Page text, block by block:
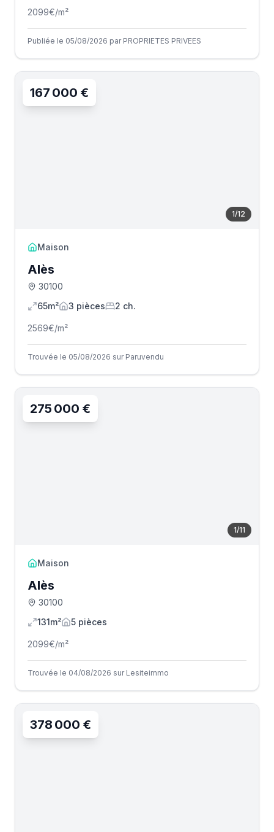
2099€/m²
Publiée le 05/08/2026 par PROPRIETES PRIVEES
1/12
167 000 €
Maison
Alès
30100
65m²
3 pièces 2 ch.
2569€/m²
Trouvée le 05/08/2026 sur Paruvendu
1/11
275 000 €
Maison
Alès
30100
131m²
5 pièces
2099€/m²
Trouvée le 04/08/2026 sur Lesiteimmo
378 000 €